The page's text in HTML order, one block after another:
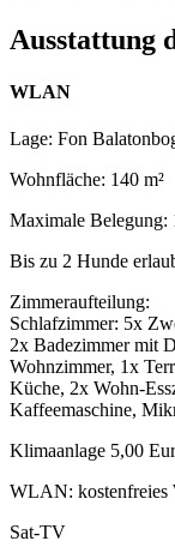
Ausstattung
WLAN
Lage: Fon
Wohnfläche: 140 m²
Maximale Belegung:
Bis zu 2 Hunde
Zimmeraufteilung:
Schlafzimmer: 5x
2x Badezimmer mit
Wohnzimmer, 1x
Küche, 2x Wohn-
Kaffeemaschine,
Klimaanlage 5,00
WLAN:
Sat-TV